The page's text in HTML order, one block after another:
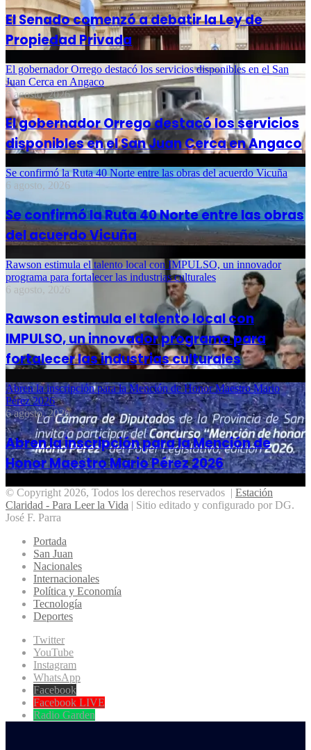
El Senado comenzó a debatir la Ley de
Propiedad Privada
El gobernador Orrego destacó los servicios disponibles en el San
Juan Cerca en Angaco
6 agosto, 2026
El gobernador Orrego destacó los servicios
disponibles en el San Juan Cerca en Angaco
Se confirmó la Ruta 40 Norte entre las obras del acuerdo Vicuña
6 agosto, 2026
Se confirmó la Ruta 40 Norte entre las obras
del acuerdo Vicuña
Rawson estimula el talento local con IMPULSO, un innovador
programa para fortalecer las industrias culturales
6 agosto, 2026
Rawson estimula el talento local con
IMPULSO, un innovador programa para
fortalecer las industrias culturales
Abren la inscripción para la Mención de Honor Maestro Mario
Pérez 2026
6 agosto, 2026
Abren la inscripción para la Mención de
Honor Maestro Mario Pérez 2026
© Copyright 2026, Todos los derechos reservados | Estación
Claridad - Para Leer la Vida | Sitio editado y configurado por DG.
José F. Parra
Portada
San Juan
Nacionales
Internacionales
Política y Economía
Tecnología
Deportes
Twitter
YouTube
Instagram
WhatsApp
Facebook
Facebook LIVE
Radio Garden